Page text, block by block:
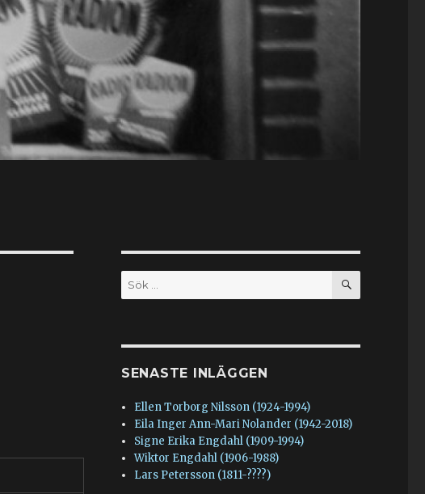
Sök
efter:
SÖK
SENASTE INLÄGGEN
Ellen Torborg Nilsson (1924-1994)
Eila Inger Ann-Mari Nolander (1942-2018)
Signe Erika Engdahl (1909-1994)
Wiktor Engdahl (1906-1988)
Lars Petersson (1811-????)